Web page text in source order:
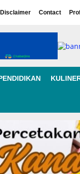
Disclaimer Contact